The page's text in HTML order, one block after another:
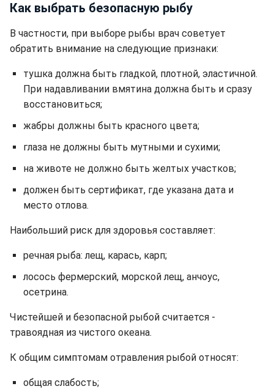
Как выбрать безопасную рыбу
В частности, при выборе рыбы врач советует
обратить внимание на следующие признаки:
тушка должна быть гладкой, плотной, эластичной.
При надавливании вмятина должна быть и сразу
восстановиться;
жабры должны быть красного цвета;
глаза не должны быть мутными и сухими;
на животе не должно быть желтых участков;
должен быть сертификат, где указана дата и
место отлова.
Наибольший риск для здоровья составляет:
речная рыба: лещ, карась, карп;
лосось фермерский, морской лещ, анчоус,
осетрина.
Чистейшей и безопасной рыбой считается -
травоядная из чистого океана.
К общим симптомам отравления рыбой относят:
общая слабость;